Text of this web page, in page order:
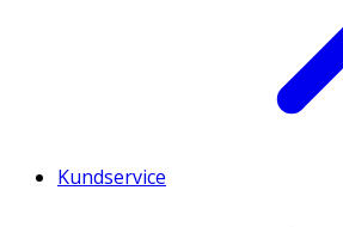
Kundservice